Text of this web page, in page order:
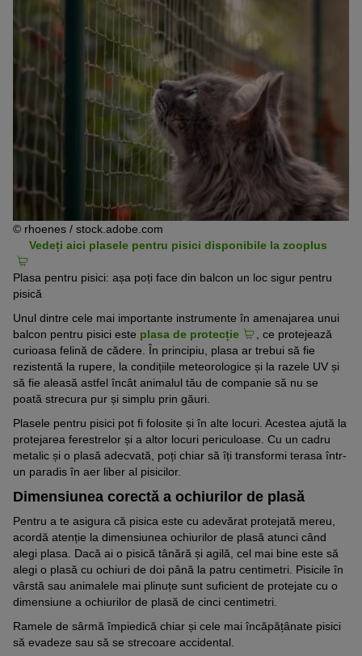
© rhoenes / stock.adobe.com
Vedeți aici plasele pentru pisici disponibile la zooplus
Plasa pentru pisici: așa poți face din balcon un loc sigur pentru
pisică
Unul dintre cele mai importante instrumente în amenajarea unui
balcon pentru pisici este plasa de protecție
, ce protejează
curioasa felină de cădere. În principiu, plasa ar trebui să fie
rezistentă la rupere, la condițiile meteorologice și la razele UV și
să fie aleasă astfel încât animalul tău de companie să nu se
poată strecura pur și simplu prin găuri.
Plasele pentru pisici pot fi folosite și în alte locuri. Acestea ajută la
protejarea ferestrelor și a altor locuri periculoase. Cu un cadru
metalic și o plasă adecvată, poți chiar să îți transformi terasa într-
un paradis în aer liber al pisicilor.
Dimensiunea corectă a ochiurilor de plasă
Pentru a te asigura că pisica este cu adevărat protejată mereu,
acordă atenție la dimensiunea ochiurilor de plasă atunci când
alegi plasa. Dacă ai o pisică tânără și agilă, cel mai bine este să
alegi o plasă cu ochiuri de doi până la patru centimetri. Pisicile în
vârstă sau animalele mai plinuțe sunt suficient de protejate cu o
dimensiune a ochiurilor de plasă de cinci centimetri.
Ramele de sârmă împiedică chiar și cele mai încăpățânate pisici
să evadeze sau să se strecoare accidental.